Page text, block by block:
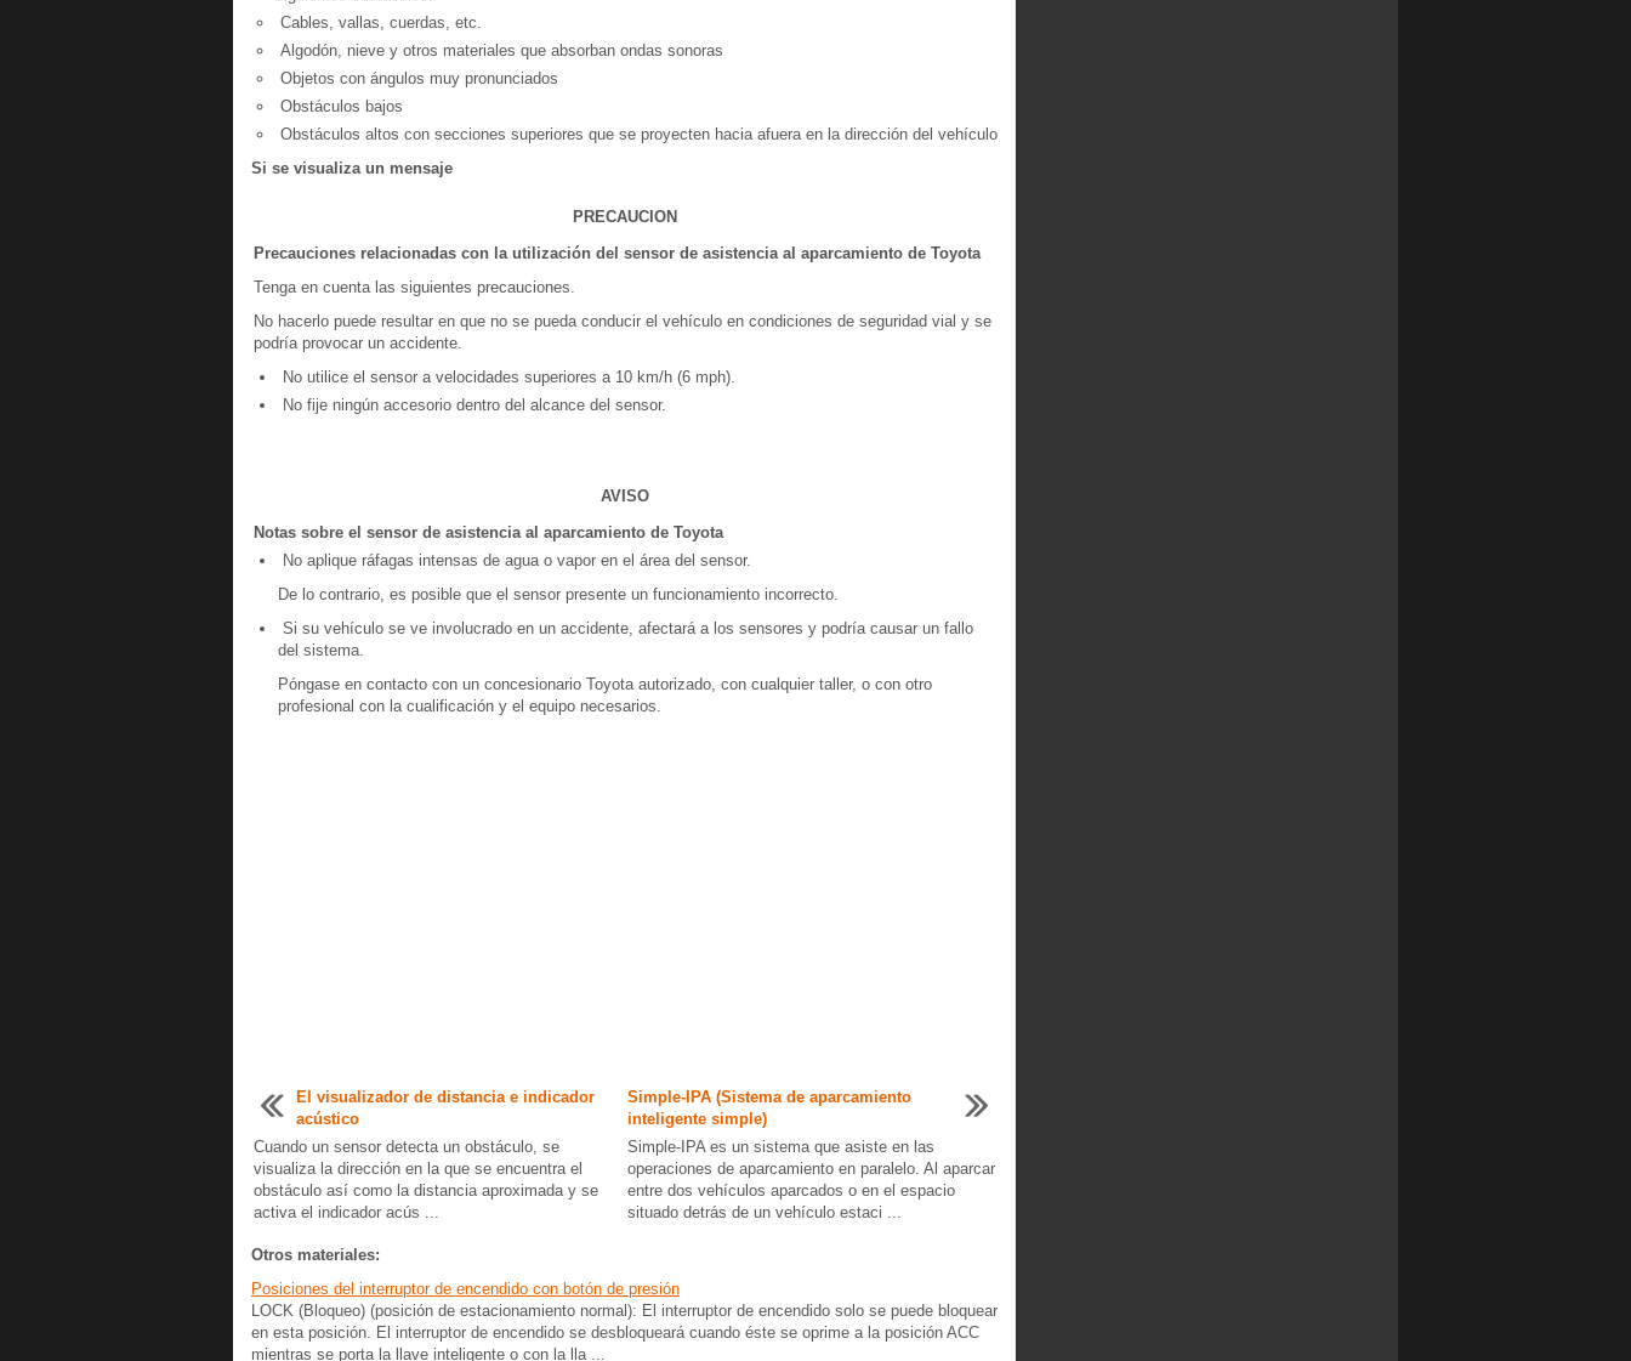
Cables, vallas, cuerdas, etc.
Algodón, nieve y otros materiales que absorban ondas sonoras
Objetos con ángulos muy pronunciados
Obstáculos bajos
Obstáculos altos con secciones superiores que se proyecten hacia afuera en la dirección del vehículo
Si se visualiza un mensaje
PRECAUCION
Precauciones relacionadas con la utilización del sensor de asistencia al aparcamiento de Toyota
Tenga en cuenta las siguientes precauciones.
No hacerlo puede resultar en que no se pueda conducir el vehículo en condiciones de seguridad vial y se
podría provocar un accidente.
No utilice el sensor a velocidades superiores a 10 km/h (6 mph).
No fije ningún accesorio dentro del alcance del sensor.
AVISO
Notas sobre el sensor de asistencia al aparcamiento de Toyota
No aplique ráfagas intensas de agua o vapor en el área del sensor.
De lo contrario, es posible que el sensor presente un funcionamiento incorrecto.
Si su vehículo se ve involucrado en un accidente, afectará a los sensores y podría causar un fallo
del sistema.
Póngase en contacto con un concesionario Toyota autorizado, con cualquier taller, o con otro
profesional con la cualificación y el equipo necesarios.
El visualizador de distancia e indicador
acústico
Cuando un sensor detecta un obstáculo, se
visualiza la dirección en la que se encuentra el
obstáculo así como la distancia aproximada y se
activa el indicador acús ...
Simple-IPA (Sistema de aparcamiento
inteligente simple)
Simple-IPA es un sistema que asiste en las
operaciones de aparcamiento en paralelo. Al aparcar
entre dos vehículos aparcados o en el espacio
situado detrás de un vehículo estaci ...
Otros materiales:
Posiciones del interruptor de encendido con botón de presión
LOCK (Bloqueo) (posición de estacionamiento normal): El interruptor de encendido solo se puede bloquear
en esta posición. El interruptor de encendido se desbloqueará cuando éste se oprime a la posición ACC
mientras se porta la llave inteligente o con la lla ...